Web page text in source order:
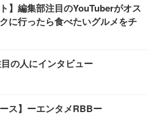
】編集部注目のYouTuberがオス
に行ったら食べたいグルメをチ
の人にインタビュー
ス】ーエンタメRBBー